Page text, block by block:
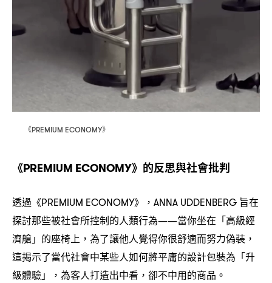
《PREMIUM ECONOMY》
《PREMIUM ECONOMY》的反思與社會批判
透過《PREMIUM ECONOMY》 ，ANNA UDDENBERG 旨在
探討那些被社會所控制的人類行為——當你坐在「高級經
濟艙」的座椅上 ， 為了讓他人覺得你很舒適而努力偽裝 ，
這揭示了當代社會中某些人如何將平庸的設計包裝為「升
級體驗」
， 為客人打造出中看 ， 卻不中用的商品。